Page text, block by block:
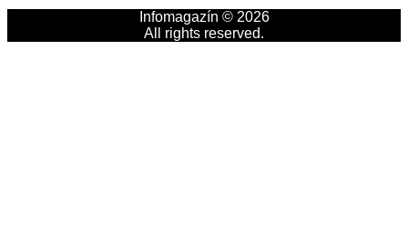
Infomagazín © 2026
All rights reserved.